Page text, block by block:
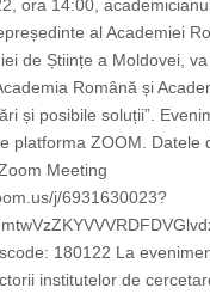
ora 14:00,
al Academiei
de Științe a Moldovei,
Română și
și posibile soluții”.
platforma ZOOM. Datele
Meeting
j/6931630023?
180122 La
institutelor de